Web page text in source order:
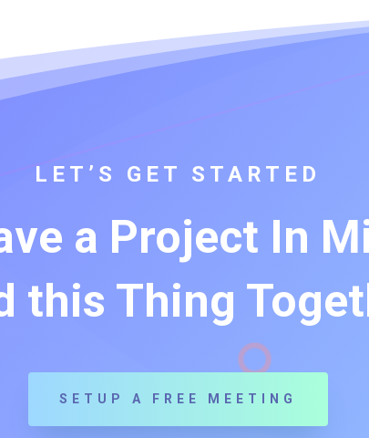
LET’S GET STARTED
a Project In
this Thing
SETUP A FREE MEETING